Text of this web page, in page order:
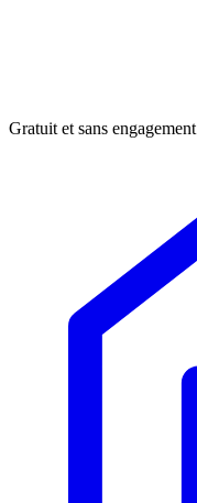
Gratuit et sans engagement